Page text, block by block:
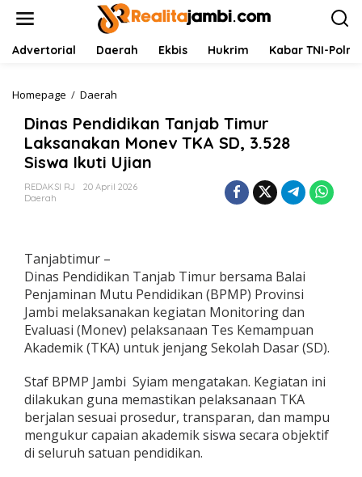
Advertorial Daerah Ekbis Hukrim Kabar TNI-Polri
Homepage / Daerah
n
a
s
P
e
a
n
T
a
n
j
b
T
m
u
r
Dinas Pendidikan Tanjab Timur
Laksanakan Monev TKA SD, 3.528
Siswa Ikuti Ujian
REDAKSI RJ
20 April 2026
Daerah
Tanjabtimur –
Dinas Pendidikan Tanjab Timur bersama Balai
Penjaminan Mutu Pendidikan (BPMP) Provinsi
Jambi melaksanakan kegiatan Monitoring dan
Evaluasi (Monev) pelaksanaan Tes Kemampuan
Akademik (TKA) untuk jenjang Sekolah Dasar (SD).
Staf BPMP Jambi Syiam mengatakan. Kegiatan ini
dilakukan guna memastikan pelaksanaan TKA
berjalan sesuai prosedur, transparan, dan mampu
mengukur capaian akademik siswa secara objektif
di seluruh satuan pendidikan.